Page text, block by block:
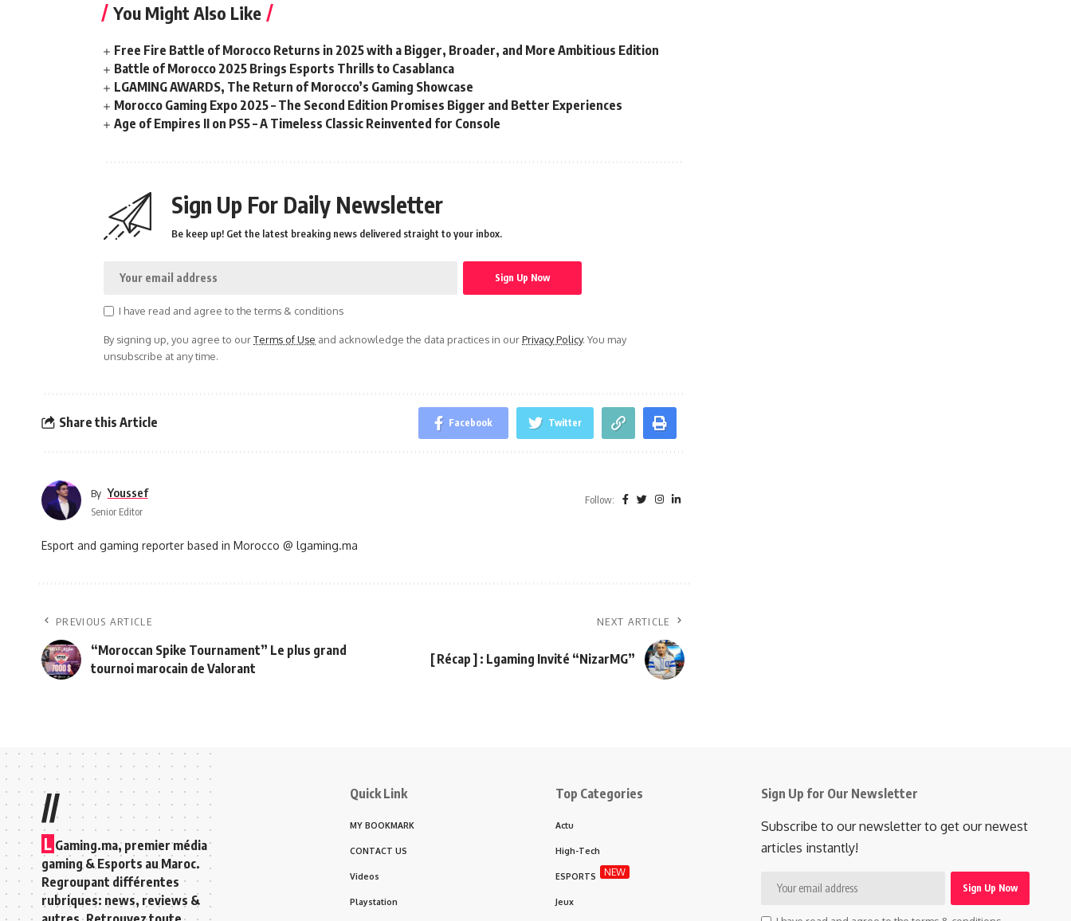
You Might Also Like
Free Fire Battle of Morocco Returns in 2025 with a Bigger, Broader, and More Ambitious Edition
Battle of Morocco 2025 Brings Esports Thrills to Casablanca
LGAMING AWARDS, The Return of Morocco’s Gaming Showcase
Morocco Gaming Expo 2025 – The Second Edition Promises Bigger and Better Experiences
Age of Empires II on PS5 – A Timeless Classic Reinvented for Console
Sign Up For Daily Newsletter
Be keep up! Get the latest breaking news delivered straight to your inbox.
I have read and agree to the terms & conditions
By signing up, you agree to ourTerms of Use and acknowledge the data practices in ourPrivacy Policy. You may
unsubscribe at any time.
Share this Article Facebook Twitter
By Youssef
Senior Editor
Follow:
Esport and gaming reporter based in Morocco @ lgaming.ma
PREVIOUS ARTICLE
“Moroccan Spike Tournament” Le plus grand
tournoi marocain de Valorant
NEXT ARTICLE
[ Récap ] : Lgaming Invité “NizarMG”
//
L Gaming.ma, premier média
gaming & Esports au Maroc.
Regroupant différentes
rubriques: news, reviews &
Quick Link
MY BOOKMARK
CONTACT US
Videos
Playstation
Top Categories
Actu
High-Tech
ESPORTS NEW
Jeux
Sign Up for Our Newsletter
Subscribe to our newsletter to get our newest
articles instantly!